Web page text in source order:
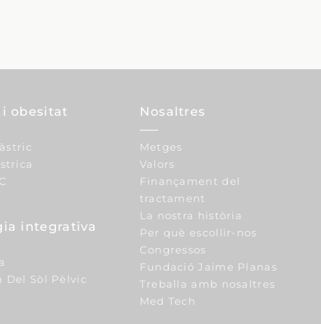
i obesitat
integrativa
Del Sòl Pèlvic
Nosaltres
Metges
Valors
Finançament del
tractament
La nostra història
Per què escollir-nos
Congressos
Fundació Jaime Planas
Treballa amb nosaltres
Med Tech